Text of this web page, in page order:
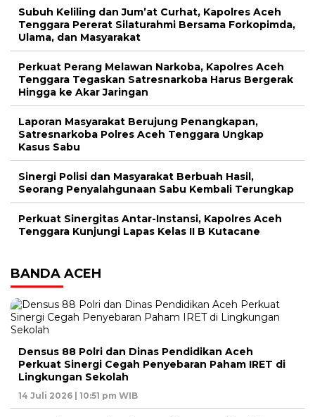
Subuh Keliling dan Jum’at Curhat, Kapolres Aceh
Tenggara Pererat Silaturahmi Bersama Forkopimda,
Ulama, dan Masyarakat
Perkuat Perang Melawan Narkoba, Kapolres Aceh
Tenggara Tegaskan Satresnarkoba Harus Bergerak
Hingga ke Akar Jaringan
Laporan Masyarakat Berujung Penangkapan,
Satresnarkoba Polres Aceh Tenggara Ungkap
Kasus Sabu
Sinergi Polisi dan Masyarakat Berbuah Hasil,
Seorang Penyalahgunaan Sabu Kembali Terungkap
Perkuat Sinergitas Antar-Instansi, Kapolres Aceh
Tenggara Kunjungi Lapas Kelas II B Kutacane
BANDA ACEH
Densus 88 Polri dan Dinas Pendidikan Aceh
Perkuat Sinergi Cegah Penyebaran Paham IRET di
Lingkungan Sekolah
14 Juli 2026 | 10:51 pm WIB